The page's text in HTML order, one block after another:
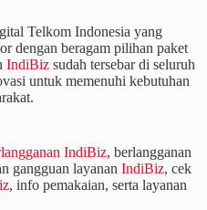
Telkom Indonesia yang
dengan beragam pilihan paket
IndiBiz sudah tersebar di seluruh
untuk memenuhi kebutuhan
IndiBiz, berlangganan
gangguan layanan IndiBiz, cek
, info pemakaian, serta layanan